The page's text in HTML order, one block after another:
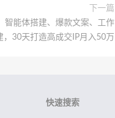
下一篇
智能体搭建、爆款文案、工作
，30天打造高成交IP月入50万
快速搜索